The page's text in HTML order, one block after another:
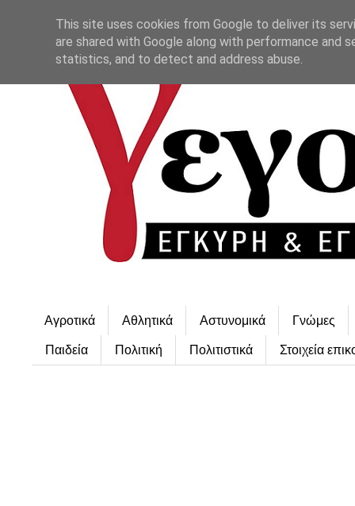
Αγροτικά Αθλητικά Αστυνομικά Γνώμες
Παιδεία Πολιτική Πολιτιστικά Στοιχεία
This site uses cookies from Google to deliver its
are shared with Google along with performance and
statistics, and to detect and address abuse.